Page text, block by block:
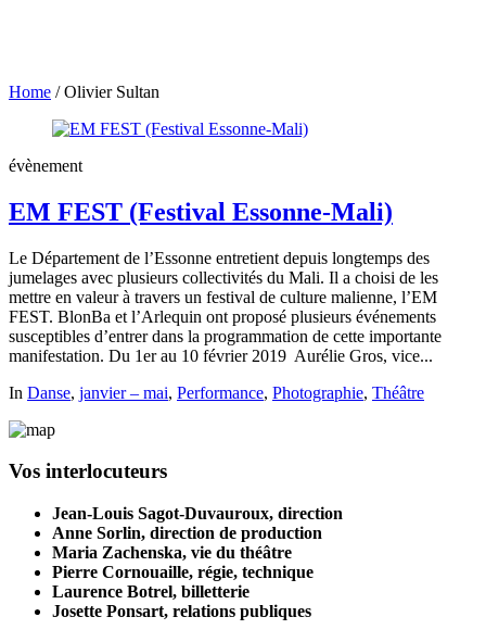
Home /Olivier Sultan
évènement
EM FEST (Festival Essonne-Mali)
Le Département de l’Essonne entretient depuis longtemps des
jumelages avec plusieurs collectivités du Mali. Il a choisi de les
mettre en valeur à travers un festival de culture malienne, l’EM
FEST. BlonBa et l’Arlequin ont proposé plusieurs événements
susceptibles d’entrer dans la programmation de cette importante
manifestation. Du 1er au 10 février 2019 Aurélie Gros, vice...
In Danse, janvier – mai, Performance, Photographie, Théâtre
Vos interlocuteurs
Jean-Louis Sagot-Duvauroux, direction
Anne Sorlin, direction de production
Maria Zachenska, vie du théâtre
Pierre Cornouaille, régie, technique
Laurence Botrel, billetterie
Josette Ponsart, relations publiques